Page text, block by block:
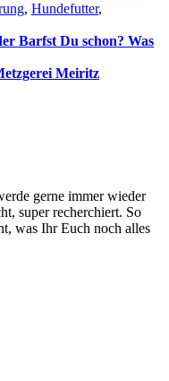
, Hundefutter,
Barfst Du schon? Was
Meiritz
gerne immer wieder
super recherchiert. So
was Ihr Euch noch alles